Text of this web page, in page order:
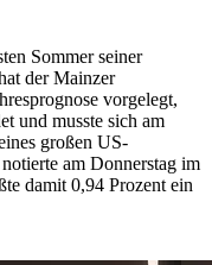
Sommer seiner
der Mainzer
vorgelegt,
und musste sich am
großen US-
am Donnerstag im
damit 0,94 Prozent ein